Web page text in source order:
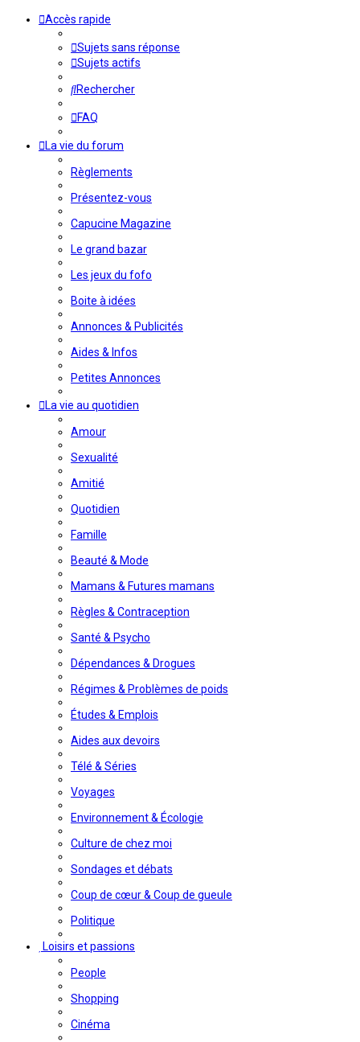
Accès rapide
Sujets sans réponse
Sujets actifs
Rechercher
FAQ
La vie du forum
Règlements
Présentez-vous
Capucine Magazine
Le grand bazar
Les jeux du fofo
Boite à idées
Annonces & Publicités
Aides & Infos
Petites Annonces
La vie au quotidien
Amour
Sexualité
Amitié
Quotidien
Famille
Beauté & Mode
Mamans & Futures mamans
Règles & Contraception
Santé & Psycho
Dépendances & Drogues
Régimes & Problèmes de poids
Études & Emplois
Aides aux devoirs
Télé & Séries
Voyages
Environnement & Écologie
Culture de chez moi
Sondages et débats
Coup de cœur & Coup de gueule
Politique
Loisirs et passions
People
Shopping
Cinéma